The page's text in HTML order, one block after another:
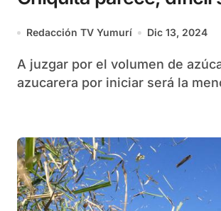
Redacción TV Yumurí Dic 13, 2024
A juzgar por el volumen de azúcar, la zafra
azucarera por iniciar será la